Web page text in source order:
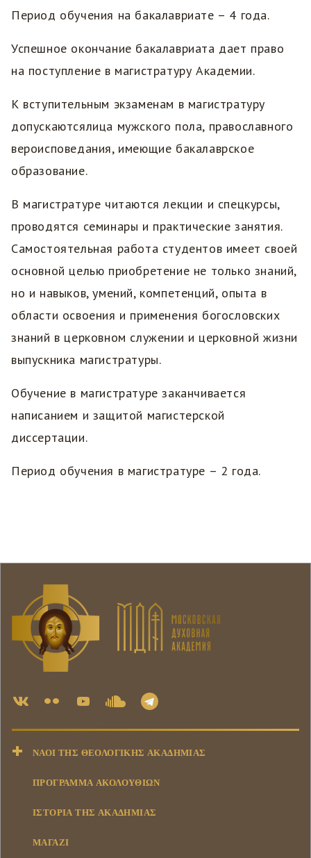
Период обучения на бакалавриате – 4 года.
Успешное окончание бакалавриата дает право
на поступление в магистратуру Академии.
К вступительным экзаменам в магистратуру
допускаютсялица мужского пола, православного
вероисповедания, имеющие бакалаврское
образование.
В магистратуре читаются лекции и спецкурсы,
проводятся семинары и практические занятия.
Самостоятельная работа студентов имеет своей
основной целью приобретение не только знаний,
но и навыков, умений, компетенций, опыта в
области освоения и применения богословских
знаний в церковном служении и церковной жизни
выпускника магистратуры.
Обучение в магистратуре заканчивается
написанием и защитой магистерской
диссертации.
Период обучения в магистратуре – 2 года.
ΝΑΟΊ ΤΗΣ ΘΕΟΛΟΓΙΚΉΣ ΑΚΑΔΗΜΊΑΣ
ΠΡΟΓΡΑΜΜΑ ΑΚΟΛΟΥΘΙΩΝ
ΙΣΤΟΡΊΑ ΤΗΣ ΑΚΑΔΗΜΊΑΣ
ΜΑΓΑΖΊ